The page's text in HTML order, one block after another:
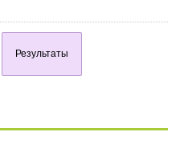
Результаты